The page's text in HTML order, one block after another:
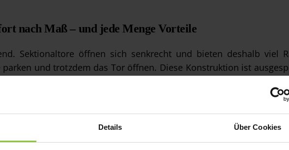
Details Über Cookies
nach Maß – und jede Menge Vorteile
Sektionaltore öffnen sich senkrecht und bieten deshalb viel
parken und trotzdem das Tor öffnen. Diese Konstruktion ist
unmittelbar an einen Gehweg grenzt, vorgeschrieben
Sektionaltore verbaut, denn wir legen bei unseren
passen Hörmann-Garagentore einfach am besten.
sind mechanisch hoch belastbar und sorgen für eine